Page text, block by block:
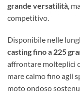
grande versatilità ,
competitivo.
Disponibile nelle
casting fino a 225
affrontare molteplici
mare calmo fino agli
moto ondoso